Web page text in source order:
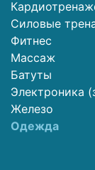
Силовые
Фитнес
Массаж
Батуты
Электроника
Железо
Одежда